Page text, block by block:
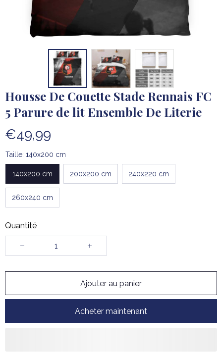
Housse De Couette Stade Rennais FC
5 Parure de lit Ensemble De Literie
€49,99
Taille: 140x200 cm
140x200 cm 200x200 cm 240x220 cm
260x240 cm
Quantité
Ajouter au panier
Acheter maintenant